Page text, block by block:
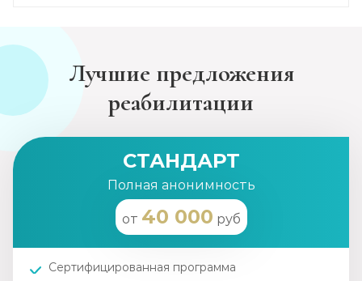
Лучшие предложения
реабилитации
СТАНДАРТ
Полная анонимность
от 40 000 руб
Сертифицированная программа